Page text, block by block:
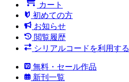
カート
初めての方
お知らせ
閲覧履歴
シリアルコードを利用する
無料・セール作品
新刊一覧